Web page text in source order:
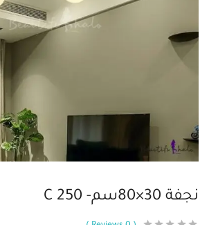
نجفة 30×80سم- C 250